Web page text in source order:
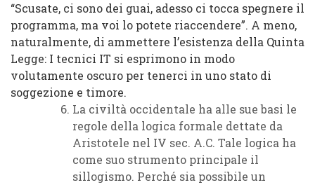
“Scusate, ci sono dei guai, adesso ci tocca spegnere il
programma, ma voi lo potete riaccendere”. A meno,
naturalmente, di ammettere l’esistenza della Quinta
Legge: I tecnici IT si esprimono in modo
volutamente oscuro per tenerci in uno stato di
soggezione e timore.
La civiltà occidentale ha alle sue basi le
regole della logica formale dettate da
Aristotele nel IV sec. A.C. Tale logica ha
come suo strumento principale il
sillogismo. Perché sia possibile un